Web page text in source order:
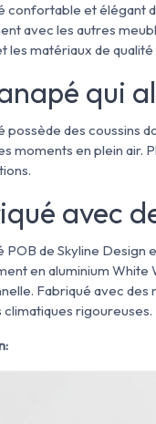
confortable et élégant
avec les autres
les matériaux de
qui
possède des coussins
moments en plein air.
avec
POB de Skyline Design
en aluminium White
Fabriqué avec des
climatiques rigoureuses​.